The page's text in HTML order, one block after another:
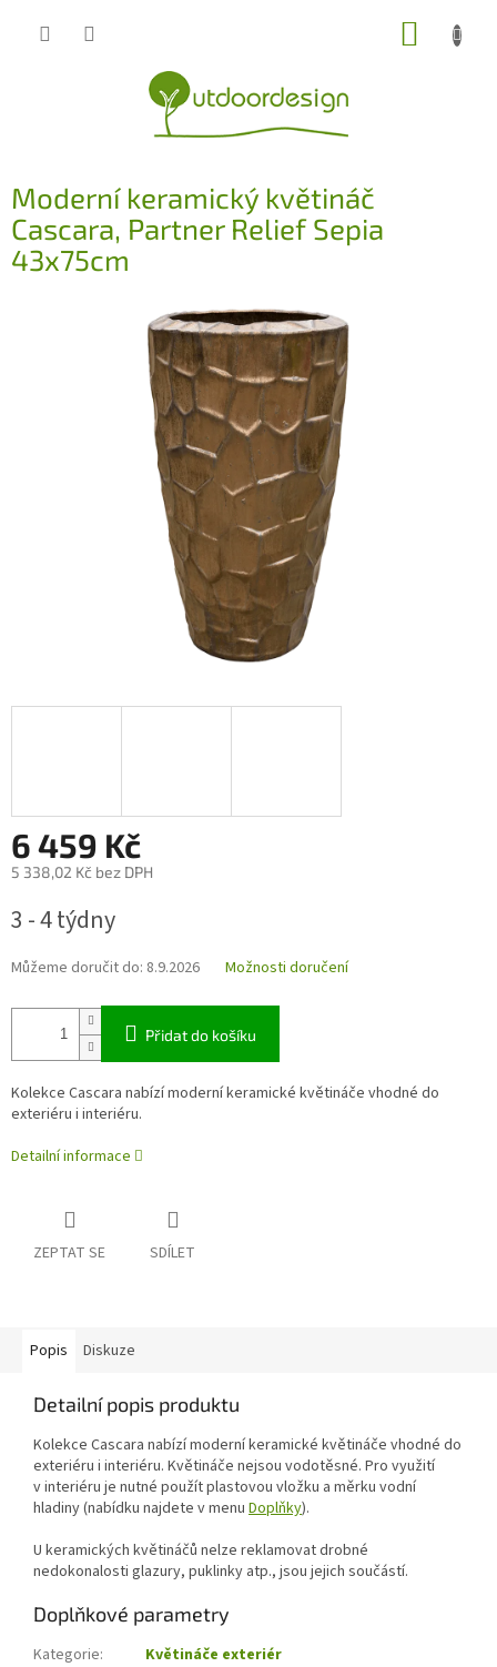
Moderní keramický květináč
Cascara, Partner Relief Sepia
43x75cm
6 459 Kč
5 338,02 Kč bez DPH
cena:
3 - 4 týdny
Můžeme doručit do: 8.9.2026 Možnosti doručení
Přidat do košíku
Kolekce Cascara nabízí moderní keramické květináče vhodné do
exteriéru i interiéru.
Detailní informace
ZEPTAT SE SDÍLET
Popis Diskuze
Detailní popis produktu
Kolekce Cascara nabízí moderní keramické květináče vhodné do
exteriéru i interiéru. Květináče nejsou vodotěsné. Pro využití
v interiéru je nutné použít plastovou vložku a měrku vodní
hladiny (nabídku najdete v menu Doplňky).
U keramických květináčů nelze reklamovat drobné
nedokonalosti glazury, puklinky atp., jsou jejich součástí.
Doplňkové parametry
Kategorie:
Květináče exteriér